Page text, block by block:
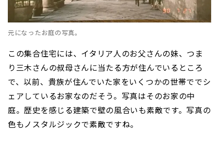
元になったお庭の写真。
この集合住宅には、イタリア人のお父さんの妹、つま
り三木さんの叔母さんに当たる方が住んでいるところ
で、以前、貴族が住んでいた家をいくつかの世帯ででシ
ェアしているお家なのだそう。写真はそのお家の中
庭。歴史を感じる建築で壁の風合いも素敵です。写真の
色もノスタルジックで素敵ですね。